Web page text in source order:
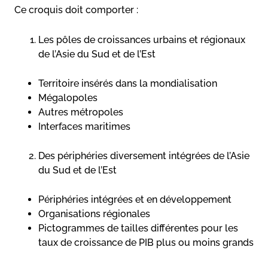
Ce croquis doit comporter :
Les pôles de croissances urbains et régionaux
de l’Asie du Sud et de l’Est
Territoire insérés dans la mondialisation
Mégalopoles
Autres métropoles
Interfaces maritimes
Des périphéries diversement intégrées de l’Asie
du Sud et de l’Est
Périphéries intégrées et en développement
Organisations régionales
Pictogrammes de tailles différentes pour les
taux de croissance de PIB plus ou moins grands